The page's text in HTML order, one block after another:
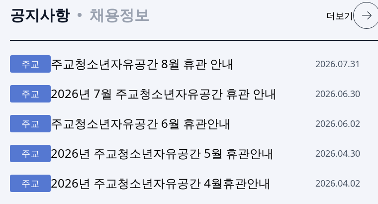
공지사항
주교 주교청소년자유공간 8월 휴관 안내 2026.07.31
주교 2026년 7월 주교청소년자유공간 휴관 안내 2026.06.30
주교 주교청소년자유공간 6월 휴관안내 2026.06.02
주교 2026년 주교청소년자유공간 5월 휴관안내 2026.04.30
주교 2026년 주교청소년자유공간 4월휴관안내 2026.04.02
더보기
채용정보